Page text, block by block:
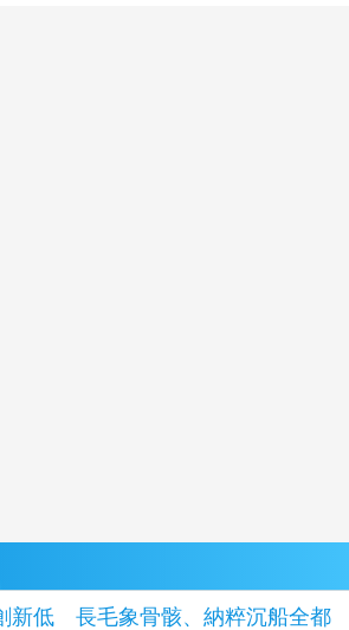
新低 長毛象骨骸、納粹沉船全都